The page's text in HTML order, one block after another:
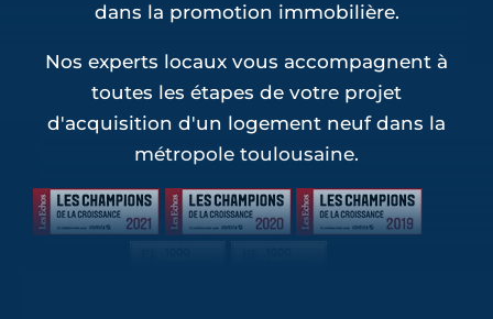
dans la promotion immobilière.
Nos experts locaux vous accompagnent à
toutes les étapes de votre projet
d'acquisition d'un logement neuf dans la
métropole toulousaine.